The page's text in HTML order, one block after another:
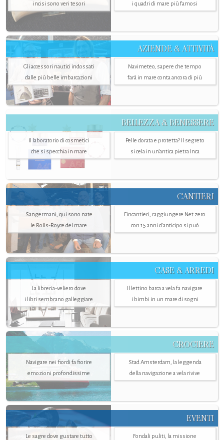
incisi sono veri tesori
i quadri di mare più famosi
AZIENDE & ATTIVITÀ
Gli accessori nautici indossati
dalle più belle imbarcazioni
Navimeteo, sapere che tempo
farà in mare conta ancora di più
BELLEZZA & BENESSERE
Il laboratorio di cosmetici
che si specchia in mare
Pelle dorata e protetta? Il segreto
si cela in un’antica pietra Inca
CANTIERI
Sangermani, qui sono nate
le Rolls-Royce del mare
Fincantieri, raggiungere Net zero
con 15 anni d'anticipo si può
CASE & ARREDI
La libreria-veliero dove
i libri sembrano galleggiare
Il lettino barca a vela fa navigare
i bimbi in un mare di sogni
CROCIERE
Navigare nei fiordi fa fiorire
emozioni profondissime
Stad Amsterdam, la leggenda
della navigazione a vela rivive
EVENTI
Le sagre dove gustare tutto
Fondali puliti, la missione